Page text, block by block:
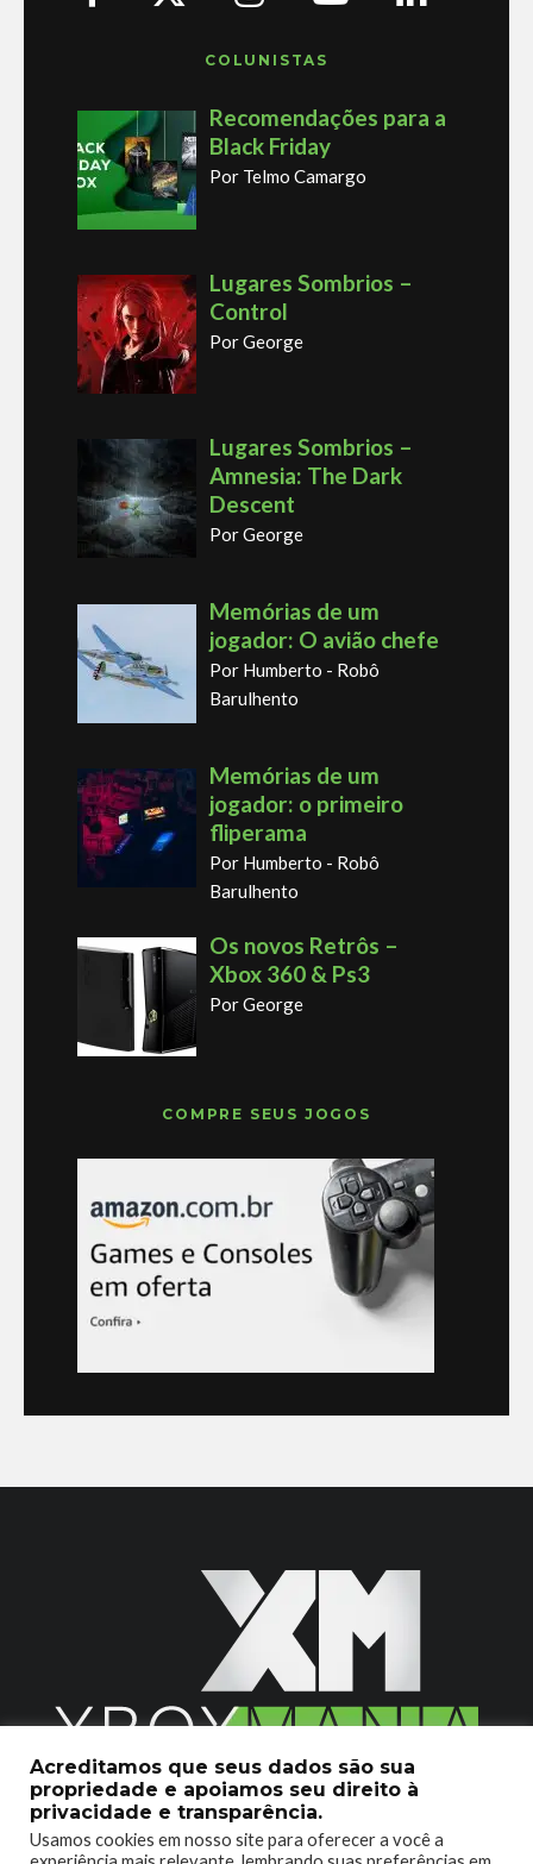
COLUNISTAS
Recomendações para a
Black Friday
Por Telmo Camargo
Lugares Sombrios –
Control
Por George
Lugares Sombrios –
Amnesia: The Dark
Descent
Por George
Memórias de um
jogador: O avião chefe
Por Humberto - Robô
Barulhento
Memórias de um
jogador: o primeiro
fliperama
Por Humberto - Robô
Barulhento
Os novos Retrôs –
Xbox 360 & Ps3
Por George
COMPRE SEUS JOGOS
2020 © Xboxmania. Todos os Direitos Reservados.
SOBRE O XBOX MANIA CONTATO
Acreditamos que seus dados são sua
propriedade e apoiamos seu direito à
privacidade e transparência.
Usamos cookies em nosso site para oferecer a você a